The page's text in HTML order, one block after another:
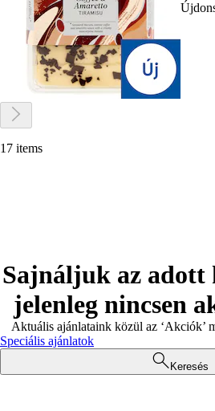
17 items
Sajnáljuk az adott
jelenleg nincsen
Aktuális ajánlataink közül az ‘Akciók’
Speciális ajánlatok
Keresés